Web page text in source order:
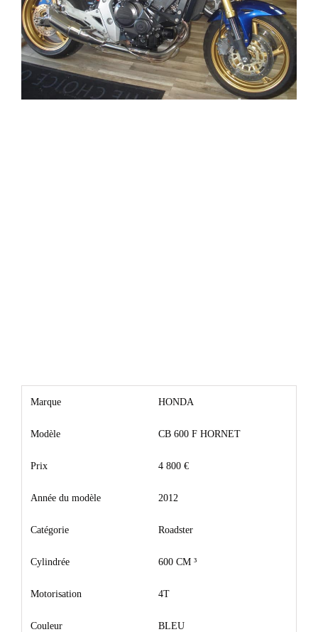
Marque HONDA
Modèle CB 600 F HORNET
Prix 4 800 €
Année du modèle 2012
Catégorie Roadster
Cylindrée 600 CM ³
Motorisation 4T
Couleur BLEU